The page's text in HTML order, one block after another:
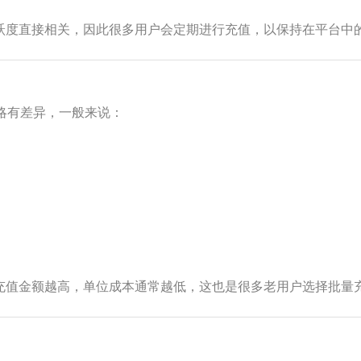
直接相关，因此很多用户会定期进行充值，以保持在平台中
差异，一般来说：
金额越高，单位成本通常越低，这也是很多老用户选择批量